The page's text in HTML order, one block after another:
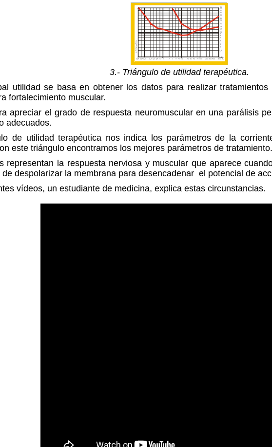
3.- Triángulo de utilidad terapéutica.
utilidad se basa en obtener los datos para realizar
fortalecimiento muscular.
apreciar el grado de respuesta neuromuscular en una parálisis
adecuados.
de utilidad terapéutica nos indica los parámetros de la
este triángulo encontramos los mejores parámetros de tratamiento.
representan la respuesta nerviosa y muscular que aparece
despolarizar la membrana para desencadenar el potencial de
vídeos, un estudiante de medicina, explica estas circunstancias.